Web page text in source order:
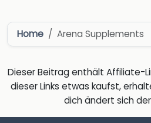
Home Arena Supplements
Dieser Beitrag enthält Affiliate-
dieser Links etwas kaufst,
dich ändert sich